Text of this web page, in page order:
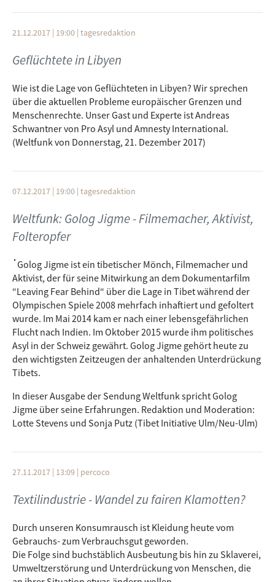
21.12.2017 | 19:00 | tagesredaktion
Geflüchtete in Libyen
Wie ist die Lage von Geflüchteten in Libyen? Wir sprechen
über die aktuellen Probleme europäischer Grenzen und
Menschenrechte. Unser Gast und Experte ist Andreas
Schwantner von Pro Asyl und Amnesty International.
(Weltfunk von Donnerstag, 21. Dezember 2017)
07.12.2017 | 19:00 | tagesredaktion
Weltfunk: Golog Jigme - Filmemacher, Aktivist,
Folteropfer
Golog Jigme ist ein tibetischer Mönch, Filmemacher und
Aktivist, der für seine Mitwirkung an dem Dokumentarfilm
“Leaving Fear Behind“ über die Lage in Tibet während der
Olympischen Spiele 2008 mehrfach inhaftiert und gefoltert
wurde. Im Mai 2014 kam er nach einer lebensgefährlichen
Flucht nach Indien. Im Oktober 2015 wurde ihm politisches
Asyl in der Schweiz gewährt. Golog Jigme gehört heute zu
den wichtigsten Zeitzeugen der anhaltenden Unterdrückung
Tibets.
In dieser Ausgabe der Sendung Weltfunk spricht Golog
Jigme über seine Erfahrungen. Redaktion und Moderation:
Lotte Stevens und Sonja Putz (Tibet Initiative Ulm/Neu-Ulm)
27.11.2017 | 13:09 | percoco
Textilindustrie - Wandel zu fairen Klamotten?
Durch unseren Konsumrausch ist Kleidung heute vom
Gebrauchs- zum Verbrauchsgut geworden.
Die Folge sind buchstäblich Ausbeutung bis hin zu Sklaverei,
Umweltzerstörung und Unterdrückung von Menschen, die